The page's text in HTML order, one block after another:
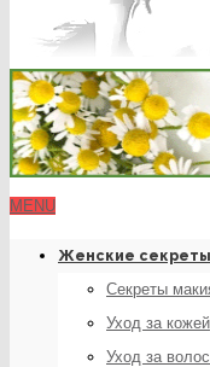
MENU
Женские секреты
Секреты
Уход за кожей
Уход за